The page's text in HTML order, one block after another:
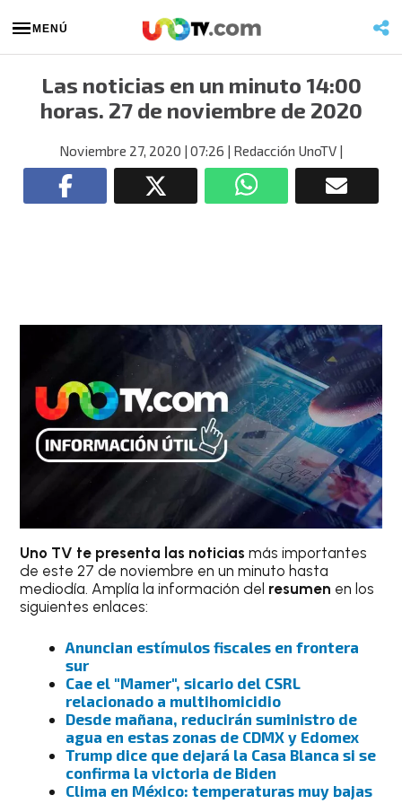
MENÚ
Las noticias en un minuto 14:00
horas. 27 de noviembre de 2020
Noviembre 27, 2020 | 07:26 | Redacción UnoTV |
Uno TV te presenta las noticias más importantes
de este 27 de noviembre en un minuto hasta
mediodía. Amplía la información del resumen en los
siguientes enlaces:
Anuncian estímulos fiscales en frontera
sur
Cae el "Mamer", sicario del CSRL
relacionado a multihomicidio
Desde mañana, reducirán suministro de
agua en estas zonas de CDMX y Edomex
Trump dice que dejará la Casa Blanca si se
confirma la victoria de Biden
Clima en México: temperaturas muy bajas